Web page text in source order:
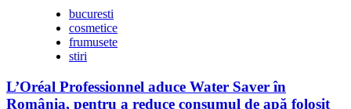
bucuresti
cosmetice
frumusete
stiri
L’Oréal Professionnel aduce Water Saver în
România, pentru a reduce consumul de apă folosit